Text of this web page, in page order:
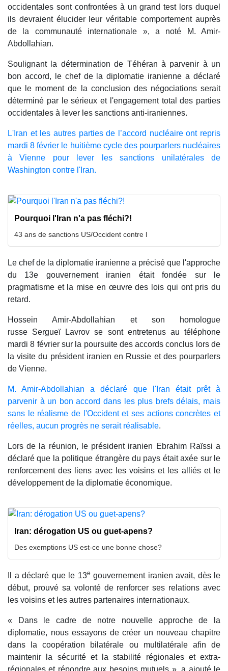
occidentales sont confrontées à un grand test lors duquel
ils devraient élucider leur véritable comportement auprès
de la communauté internationale », a noté M. Amir-
Abdollahian.
Soulignant la détermination de Téhéran à parvenir à un
bon accord, le chef de la diplomatie iranienne a déclaré
que le moment de la conclusion des négociations serait
déterminé par le sérieux et l'engagement total des parties
occidentales à lever les sanctions anti-iraniennes.
L'Iran et les autres parties de l’accord nucléaire ont repris
mardi 8 février le huitième cycle des pourparlers nucléaires
à Vienne pour lever les sanctions unilatérales de
Washington contre l'Iran.
Pourquoi l'Iran n'a pas fléchi?!
43 ans de sanctions US/Occident contre l
Le chef de la diplomatie iranienne a précisé que l'approche
du 13e gouvernement iranien était fondée sur le
pragmatisme et la mise en œuvre des lois qui ont pris du
retard.
Hossein Amir-Abdollahian et son homologue
russe Sergueï Lavrov se sont entretenus au téléphone
mardi 8 février sur la poursuite des accords conclus lors de
la visite du président iranien en Russie et des pourparlers
de Vienne.
M. Amir-Abdollahian a déclaré que l'Iran était prêt à
parvenir à un bon accord dans les plus brefs délais, mais
sans le réalisme de l'Occident et ses actions concrètes et
réelles, aucun progrès ne serait réalisable.
Lors de la réunion, le président iranien Ebrahim Raïssi a
déclaré que la politique étrangère du pays était axée sur le
renforcement des liens avec les voisins et les alliés et le
développement de la diplomatie économique.
Iran: dérogation US ou guet-apens?
Des exemptions US est-ce une bonne chose?
Il a déclaré que le 13e gouvernement iranien avait, dès le
début, prouvé sa volonté de renforcer ses relations avec
les voisins et les autres partenaires internationaux.
« Dans le cadre de notre nouvelle approche de la
diplomatie, nous essayons de créer un nouveau chapitre
dans la coopération bilatérale ou multilatérale afin de
maintenir la sécurité et la stabilité régionales et extra-